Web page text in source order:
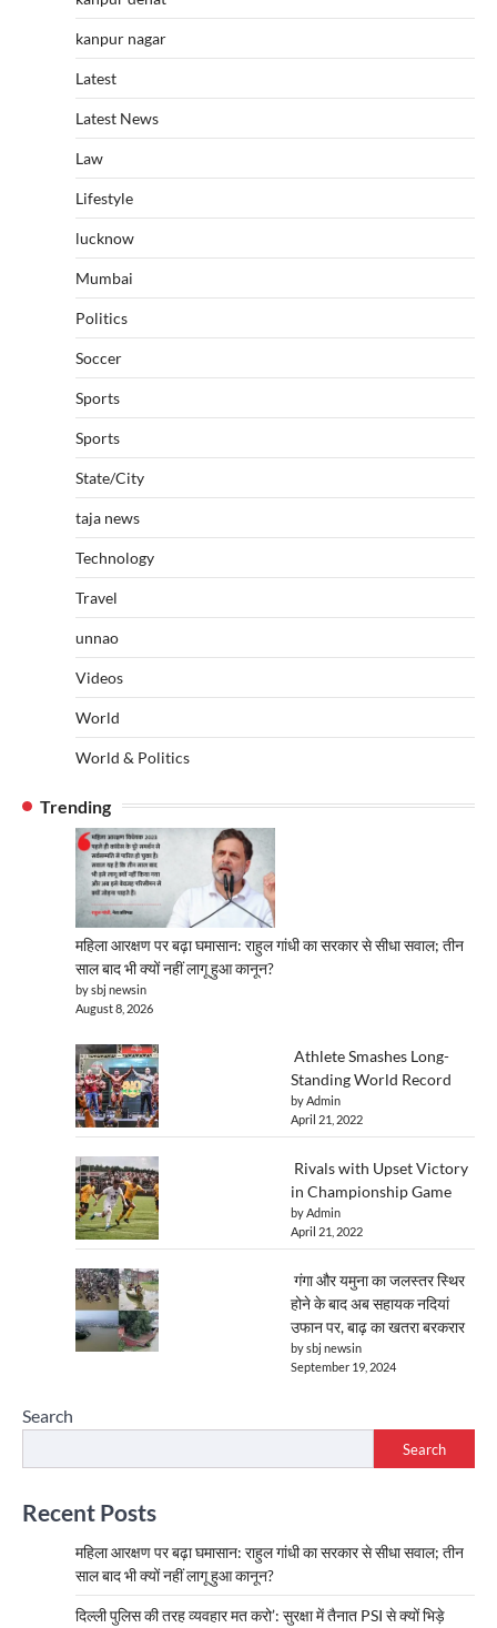
kanpur nagar
Latest
Latest News
Law
Lifestyle
lucknow
Mumbai
Politics
Soccer
Sports
Sports
State/City
taja news
Technology
Travel
unnao
Videos
World
World & Politics
Trending
महिला आरक्षण पर बढ़ा घमासान: राहुल गांधी का सरकार से सीधा सवाल; तीन
साल बाद भी क्यों नहीं लागू हुआ कानून?
by sbj newsin
August 8, 2026
Athlete Smashes Long-
Standing World Record
by Admin
April 21, 2022
Rivals with Upset Victory
in Championship Game
by Admin
April 21, 2022
गंगा और यमुना का जलस्तर स्थिर
होने के बाद अब सहायक नदियां
उफान पर, बाढ़ का खतरा बरकरार
by sbj newsin
September 19, 2024
Search
Search
Recent Posts
महिला आरक्षण पर बढ़ा घमासान: राहुल गांधी का सरकार से सीधा सवाल; तीन
साल बाद भी क्यों नहीं लागू हुआ कानून?
दिल्ली पुलिस की तरह व्यवहार मत करो’: सुरक्षा में तैनात PSI से क्यों भिड़े